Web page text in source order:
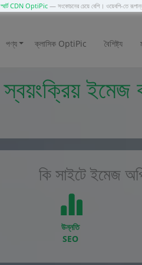
স্মার্ট CDN OptiPic— সংকোচনের চেয়ে বেশি। ওয়েবপি-তে
পণ্য ক্লাসিক OptiPic বৈশিষ্ট্য
ইমেজ
কি সাইটে ইমেজ
উন্নতি
SEO